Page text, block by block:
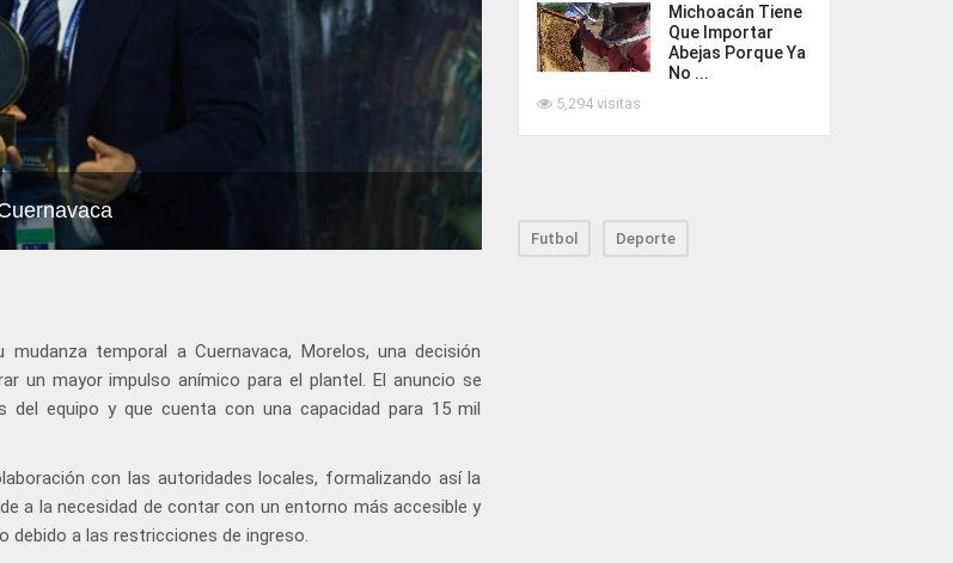
temporal a Cuernavaca, Morelos, una decisión
un mayor impulso anímico para el plantel. El anuncio se
del equipo y que cuenta con una capacidad para 15 mil
con las autoridades locales, formalizando así la
a la necesidad de contar con un entorno más accesible y
debido a las restricciones de ingreso.
Michoacán Tiene
Que Importar
Abejas Porque Ya
No ...
5,294 visitas
Futbol Deporte